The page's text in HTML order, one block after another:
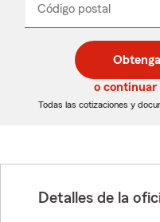
Código postal
de
5
dígitos
de
5
dígitos
_____
o continuar
Todas las cotizaciones y
Detalles de la